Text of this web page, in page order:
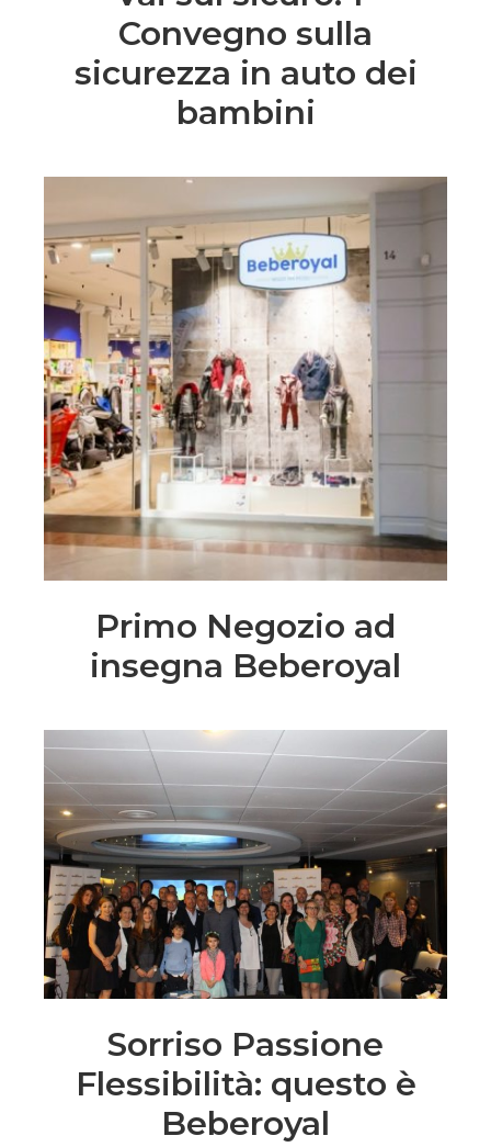
Convegno sulla
sicurezza in auto dei
bambini
Primo Negozio ad
insegna Beberoyal
Sorriso Passione
Flessibilità: questo è
Beberoyal